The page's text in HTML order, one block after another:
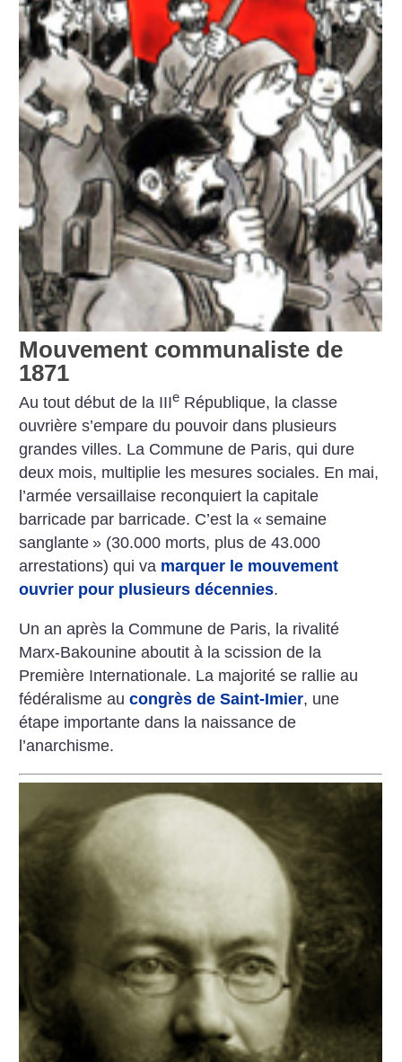
Mouvement communaliste de
1871
Au tout début de la IIIe République, la classe
ouvrière s’empare du pouvoir dans plusieurs
grandes villes. La Commune de Paris, qui dure
deux mois, multiplie les mesures sociales. En mai,
l’armée versaillaise reconquiert la capitale
barricade par barricade. C’est la « semaine
sanglante » (30.000 morts, plus de 43.000
arrestations) qui va marquer le mouvement
ouvrier pour plusieurs décennies.
Un an après la Commune de Paris, la rivalité
Marx-Bakounine aboutit à la scission de la
Première Internationale. La majorité se rallie au
fédéralisme aucongrès de Saint-Imier, une
étape importante dans la naissance de
l’anarchisme.